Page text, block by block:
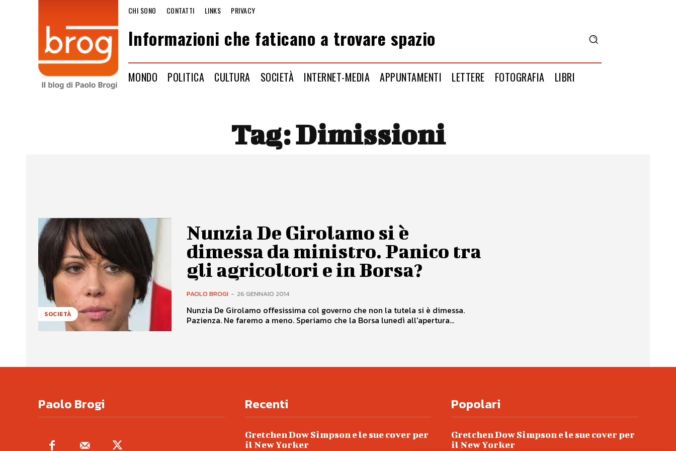
CHI SONO CONTATTI LINKS PRIVACY
Informazioni che faticano a trovare spazio
MONDO POLITICA CULTURA SOCIETÀ INTERNET-MEDIA APPUNTAMENTI LETTERE FOTOGRAFIA LIBRI
Tag:Dimissioni
SOCIETÀ
Nunzia De Girolamo si è
dimessa da ministro. Panico tra
gli agricoltori e in Borsa?
PAOLO BROGI - 26 GENNAIO 2014
Nunzia De Girolamo offesissima col governo che non la tutela si è dimessa.
Pazienza. Ne faremo a meno. Speriamo che la Borsa lunedì all'apertura...
Paolo Brogi Recenti
Gretchen Dow Simpson e le sue cover per
il New Yorker
Popolari
Gretchen Dow Simpson e le sue cover per
il New Yorker